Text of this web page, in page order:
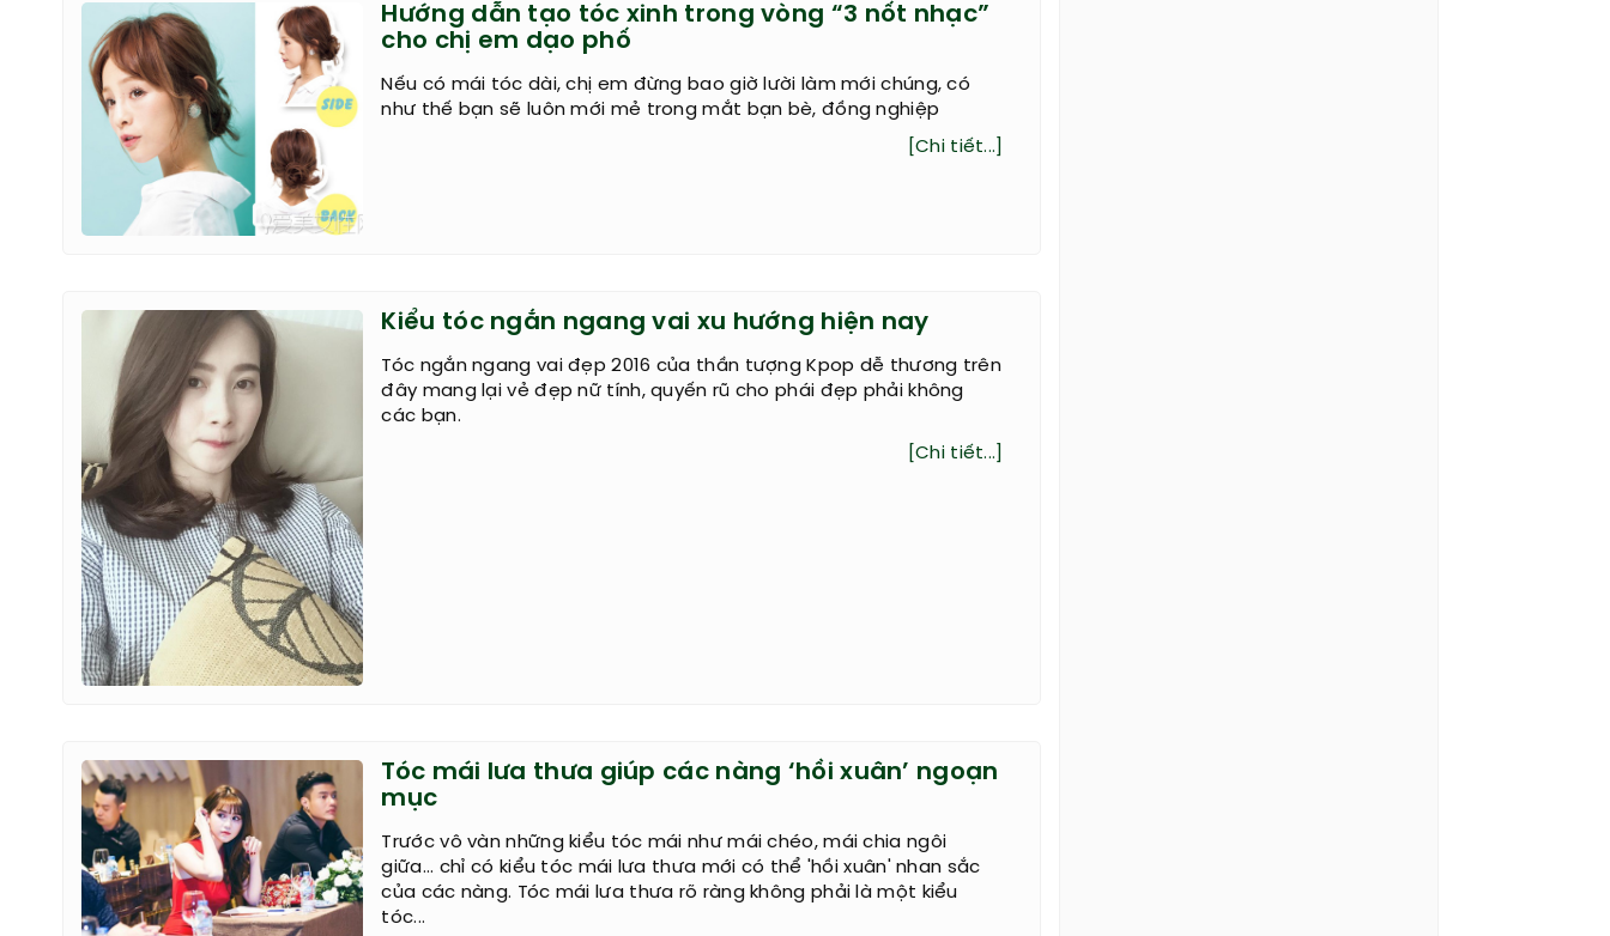
Hướng dẫn tạo tóc xinh trong vòng “3 nốt nhạc”
cho chị em dạo phố
Nếu có mái tóc dài, chị em đừng bao giờ lười làm mới chúng, có
như thế bạn sẽ luôn mới mẻ trong mắt bạn bè, đồng nghiệp
[Chi tiết...]
Kiểu tóc ngắn ngang vai xu hướng hiện nay
Tóc ngắn ngang vai đẹp 2016 của thần tượng Kpop dễ thương trên
đây mang lại vẻ đẹp nữ tính, quyến rũ cho phái đẹp phải không
các bạn.
[Chi tiết...]
Tóc mái lưa thưa giúp các nàng ‘hồi xuân’ ngoạn
mục
Trước vô vàn những kiểu tóc mái như mái chéo, mái chia ngôi
giữa... chỉ có kiểu tóc mái lưa thưa mới có thể 'hồi xuân' nhan sắc
của các nàng. Tóc mái lưa thưa rõ ràng không phải là một kiểu
tóc...